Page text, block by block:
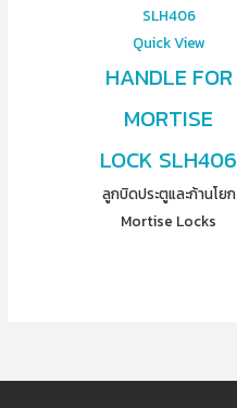
Quick View
HANDLE FOR
MORTISE
LOCK SLH406
ลูกบิดประตูและก้านโยก
Mortise Locks